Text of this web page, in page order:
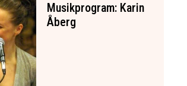
Musikprogram: Karin
Åberg